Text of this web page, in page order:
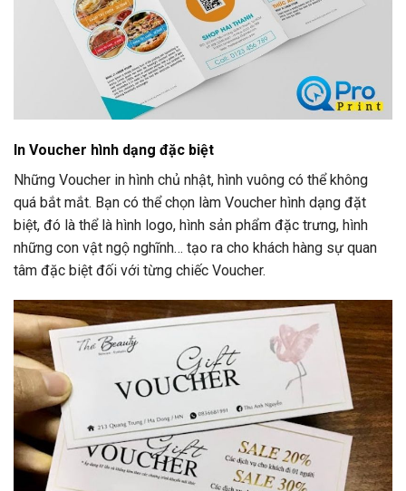
In Voucher hình dạng đặc biệt
Những Voucher in hình chủ nhật, hình vuông có thể không
quá bắt mắt. Bạn có thể chọn làm Voucher hình dạng đặt
biệt, đó là thể là hình logo, hình sản phẩm đặc trưng, hình
những con vật ngộ nghĩnh… tạo ra cho khách hàng sự quan
tâm đặc biệt đối với từng chiếc Voucher.